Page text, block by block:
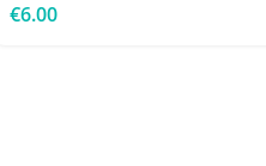
€6.00